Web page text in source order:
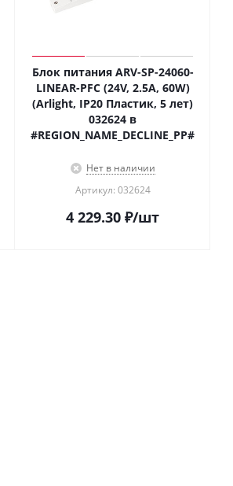
Блок питания ARV-SP-24060-
LINEAR-PFC (24V, 2.5A, 60W)
(Arlight, IP20 Пластик, 5 лет)
032624 в
#REGION_NAME_DECLINE_PP#
Нет в наличии
Артикул: 032624
4 229.30 ₽/шт